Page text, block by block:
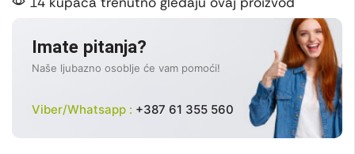
Imate pitanja?
Naše ljubazno osoblje će vam pomoći!
Viber/Whatsapp : +387 61 355 560